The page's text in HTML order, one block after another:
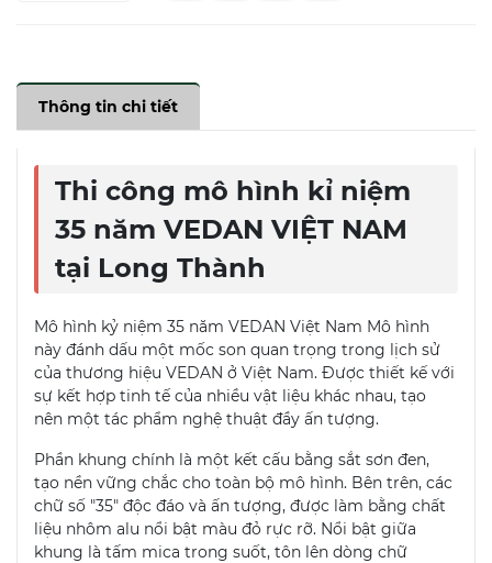
Thông tin chi tiết
Thi công mô hình kỉ niệm
35 năm VEDAN VIỆT NAM
tại Long Thành
Mô hình kỷ niệm 35 năm VEDAN Việt Nam Mô hình
này đánh dấu một mốc son quan trọng trong lịch sử
của thương hiệu VEDAN ở Việt Nam. Được thiết kế với
sự kết hợp tinh tế của nhiều vật liệu khác nhau, tạo
nên một tác phẩm nghệ thuật đầy ấn tượng.
Phần khung chính là một kết cấu bằng sắt sơn đen,
tạo nền vững chắc cho toàn bộ mô hình. Bên trên, các
chữ số "35" độc đáo và ấn tượng, được làm bằng chất
liệu nhôm alu nổi bật màu đỏ rực rỡ. Nổi bật giữa
khung là tấm mica trong suốt, tôn lên dòng chữ